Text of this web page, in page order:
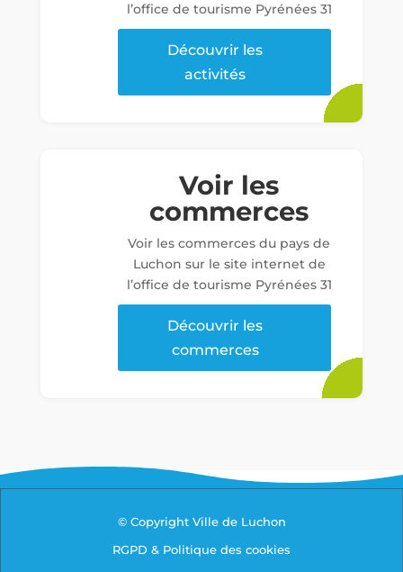
l’office de tourisme Pyrénées 31
Découvrir les
activités
Voir les
commerces
Voir les commerces du pays de
Luchon sur le site internet de
l’office de tourisme Pyrénées 31
Découvrir les
commerces
© Copyright Ville de Luchon
RGPD & Politique des cookies